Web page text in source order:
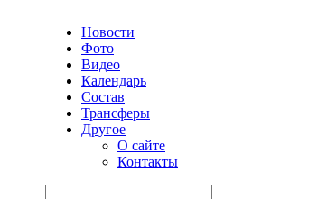
Новости
Фото
Видео
Календарь
Состав
Трансферы
Другое
О сайте
Контакты